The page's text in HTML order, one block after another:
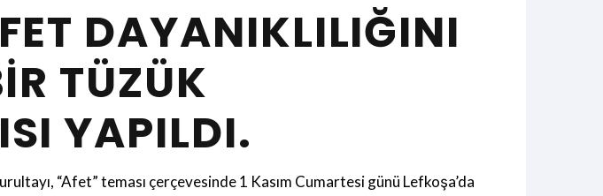
DAYANIKLILIĞINI
TÜZÜK
YAPILDI.
“Afet” teması çerçevesinde 1 Kasım Cumartesi günü Lefkoşa’da